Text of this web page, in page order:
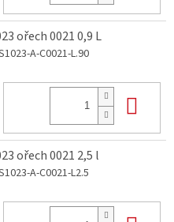
ořech 0021 0,9 L
A-C0021-L.90
ořech 0021 2,5 l
A-C0021-L2.5